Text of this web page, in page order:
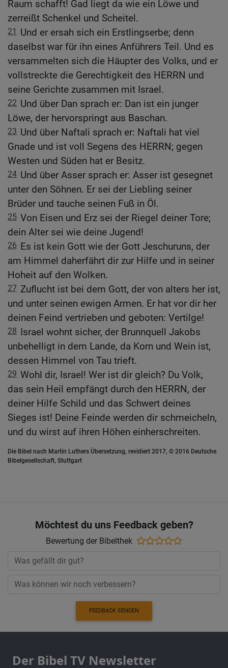
Raum schafft! Gad liegt da wie ein Löwe und
zerreißt Schenkel und Scheitel.
21
Und er ersah sich ein Erstlingserbe; denn
daselbst war für ihn eines Anführers Teil. Und es
versammelten sich die Häupter des Volks, und er
vollstreckte die Gerechtigkeit des HERRN und
seine Gerichte zusammen mit Israel.
22 Und über Dan sprach er: Dan ist ein junger
Löwe, der hervorspringt aus Baschan.
23 Und über Naftali sprach er: Naftali hat viel
Gnade und ist voll Segens des HERRN; gegen
Westen und Süden hat er Besitz.
24 Und über Asser sprach er: Asser ist gesegnet
unter den Söhnen. Er sei der Liebling seiner
Brüder und tauche seinen Fuß in Öl.
25 Von Eisen und Erz sei der Riegel deiner Tore;
dein Alter sei wie deine Jugend!
26 Es ist kein Gott wie der Gott Jeschuruns, der
am Himmel daherfährt dir zur Hilfe und in seiner
Hoheit auf den Wolken.
27 Zuflucht ist bei dem Gott, der von alters her ist,
und unter seinen ewigen Armen. Er hat vor dir her
deinen Feind vertrieben und geboten: Vertilge!
28 Israel wohnt sicher, der Brunnquell Jakobs
unbehelligt in dem Lande, da Korn und Wein ist,
dessen Himmel von Tau trieft.
29 Wohl dir, Israel! Wer ist dir gleich? Du Volk,
das sein Heil empfängt durch den HERRN, der
deiner Hilfe Schild und das Schwert deines
Sieges ist! Deine Feinde werden dir schmeicheln,
und du wirst auf ihren Höhen einherschreiten.
Die Bibel nach Martin Luthers Übersetzung, revidiert 2017, © 2016 Deutsche
Bibelgesellschaft, Stuttgart
Möchtest du uns Feedback geben?
Bewertung der Bibelthek
FEEDBACK SENDEN
Der Bibel TV Newsletter